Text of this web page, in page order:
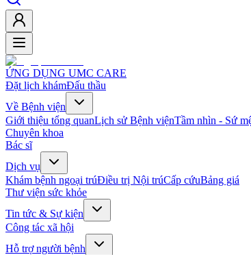
ỨNG DỤNG UMC CARE
Đặt lịch khámĐấu thầu
Về Bệnh viện
Giới thiệu tổng quanLịch sử Bệnh việnTầm nhìn - Sứ
Chuyên khoa
Bác sĩ
Dịch vụ
Khám bệnh ngoại trúĐiều trị Nội trúCấp cứuBảng giá
Thư viện sức khỏe
Tin tức & Sự kiện
Công tác xã hội
Hỗ trợ người bệnh